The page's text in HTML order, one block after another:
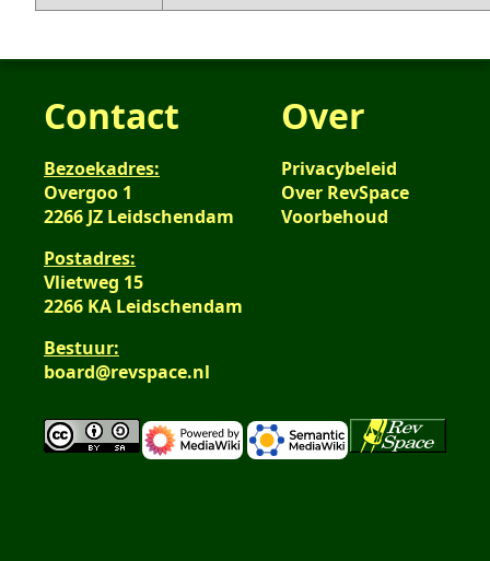
Contact
Bezoekadres:
Overgoo 1
2266 JZ Leidschendam
Postadres:
Vlietweg 15
2266 KA Leidschendam
Bestuur:
board@revspace.nl
Over
Privacybeleid
Over RevSpace
Voorbehoud